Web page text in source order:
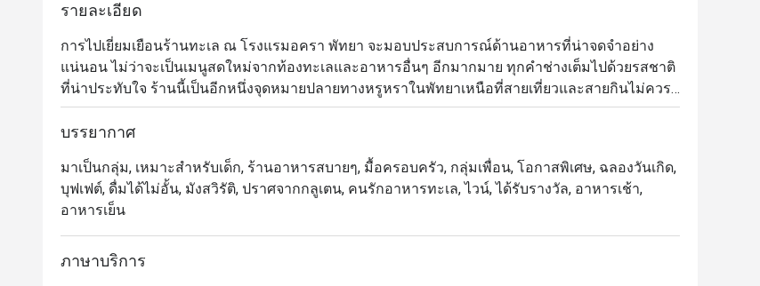
รายละเอียด
การไปเยี่ยมเยือนร้านทะเล ณ โรงแรมอครา พัทยา จะมอบประสบการณ์ด้านอาหารที่น่าจดจำอย่าง
แน่นอน ไม่ว่าจะเป็นเมนูสดใหม่จากท้องทะเลและอาหารอื่นๆ อีกมากมาย ทุกคำช่างเต็มไปด้วยรสชาติ
ที่น่าประทับใจ ร้านนี้เป็นอีกหนึ่งจุดหมายปลายทางหรูหราในพัทยาเหนือที่สายเที่ยวและสายกินไม่ควร
พลาดแวะไปเช็คอิน พบกับไลน์อาหารหลากสัญชาติจากทุกมุมโลก ในบรรยากาศโอ่โถงและ
สถาปัตยกรรมสุดอลังการของพื้นที่ทั้งสองชั้น ลิ้มลองความสดใหม่ของซีฟู้ดและซาชิมิ ตลอดจนเมนูผัด
บรรยากาศ
มาเป็นกลุ่ม, เหมาะสำหรับเด็ก, ร้านอาหารสบายๆ, มื้อครอบครัว, กลุ่มเพื่อน, โอกาสพิเศษ, ฉลองวันเกิด,
บุฟเฟต์, ดื่มได้ไม่อั้น, มังสวิรัติ, ปราศจากกลูเตน, คนรักอาหารทะเล, ไวน์, ได้รับรางวัล, อาหารเช้า,
อาหารเย็น
ภาษาบริการ